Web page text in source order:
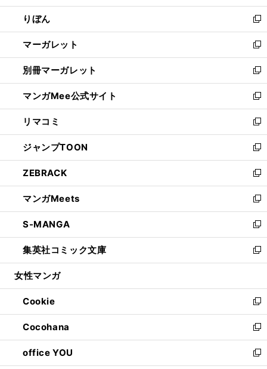
開
く
ウ
で
開
く
ン
ド
ウ
で
開
く
ウ
ィ
ン
ド
ウ
で
開
く
りぼん
新
し
い
ウ
ィ
ン
ド
ウ
で
開
く
マーガレット
新
し
い
ウ
ィ
ン
ド
ウ
で
開
く
別冊マーガレット
新
し
い
ウ
ィ
ン
ド
ウ
で
開
く
マンガMee公式サイト
新
し
い
ウ
ィ
ン
ド
ウ
で
開
く
リマコミ
新
し
い
ウ
ィ
ン
ド
ウ
で
開
く
ジャンプTOON
新
し
い
ウ
ィ
ン
ド
ウ
で
開
ZEBRACK
新
し
い
ウ
ィ
ン
ド
ウ
開
く
マンガMeets
新
し
い
ウ
ィ
ン
ウ
で
開
く
S-MANGA
新
し
い
ウ
ン
ド
ウ
で
開
く
集英社コミック文庫
新
し
ウ
ィ
ン
ド
ウ
で
開
女性マンガ
Cookie
新
し
い
ウ
ィ
ン
Cocohana
新
し
い
office YOU
新